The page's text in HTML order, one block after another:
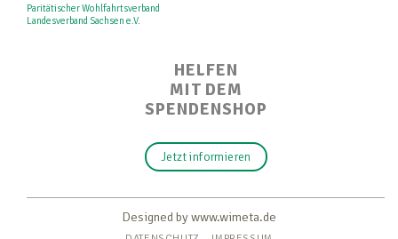
Paritätischer Wohlfahrtsverband
Landesverband Sachsen e.V.
HELFEN
MIT DEM
SPENDENSHOP
Jetzt informieren
Designed by www.wimeta.de